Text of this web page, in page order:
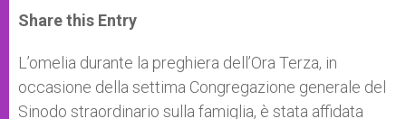
t
s
p
p
s
e
g
e
r
e
b
o
k
r
Share this Entry
L’omelia durante la preghiera dell’Ora Terza, in
occasione della settima Congregazione generale del
Sinodo straordinario sulla famiglia, è stata affidata